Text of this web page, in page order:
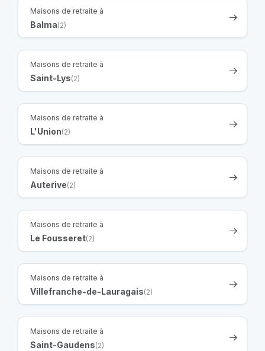
Maisons de retraite à
Balma(2)
Maisons de retraite à
Saint-Lys(2)
Maisons de retraite à
L'Union(2)
Maisons de retraite à
Auterive(2)
Maisons de retraite à
Le Fousseret(2)
Maisons de retraite à
Villefranche-de-Lauragais(2)
Maisons de retraite à
Saint-Gaudens(2)